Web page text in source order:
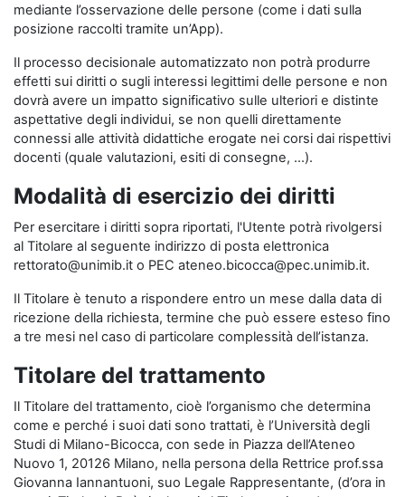
mediante l’osservazione delle persone (come i dati sulla
posizione raccolti tramite un’App).
Il processo decisionale automatizzato non potrà produrre
effetti sui diritti o sugli interessi legittimi delle persone e non
dovrà avere un impatto significativo sulle ulteriori e distinte
aspettative degli individui, se non quelli direttamente
connessi alle attività didattiche erogate nei corsi dai rispettivi
docenti (quale valutazioni, esiti di consegne, …).
Modalità di esercizio dei diritti
Per esercitare i diritti sopra riportati, l'Utente potrà rivolgersi
al Titolare al seguente indirizzo di posta elettronica
rettorato@unimib.it o PEC ateneo.bicocca@pec.unimib.it.
Il Titolare è tenuto a rispondere entro un mese dalla data di
ricezione della richiesta, termine che può essere esteso fino
a tre mesi nel caso di particolare complessità dell’istanza.
Titolare del trattamento
Il Titolare del trattamento, cioè l’organismo che determina
come e perché i suoi dati sono trattati, è l’Università degli
Studi di Milano-Bicocca, con sede in Piazza dell’Ateneo
Nuovo 1, 20126 Milano, nella persona della Rettrice prof.ssa
Giovanna Iannantuoni, suo Legale Rappresentante, (d’ora in